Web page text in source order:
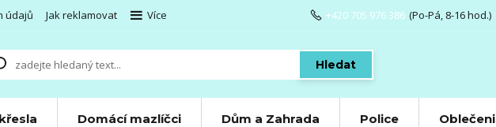
údajů Jak reklamovat Více
Hledat
+420 705 976 386 (Po-Pá, 8-16 hod.)
Domácí mazlíčci Dům a Zahrada Police Oblečeni